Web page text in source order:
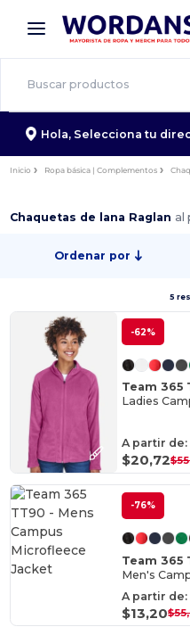
× App de Wordans
¡Mejores precios en
Hola, Selecciona tu
Inicio Ropa básica | Complementos
Chaquetas de lana Raglan al
Ordenar por
5
-62%
Team 365
Ladies
A partir de:
$20,72
-76%
Team 365
Men's
A partir de:
$13,20